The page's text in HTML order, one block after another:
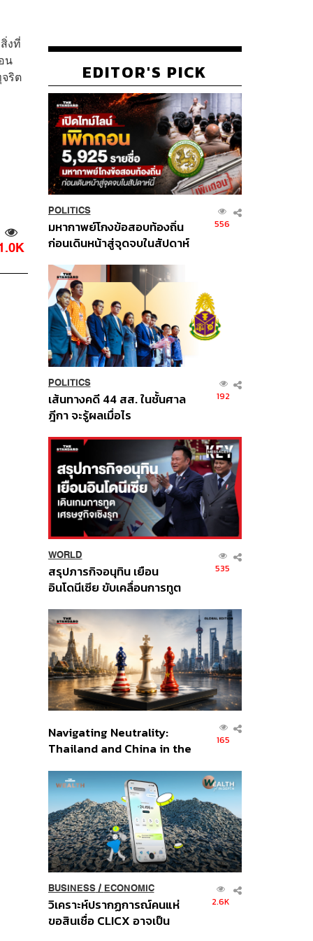
งที่
น
ริต
EDITOR'S PICK
POLITICS
มหากาพย์โกงข้อสอบท้องถิ่น
ก่อนเดินหน้าสู่จุดจบในสัปดาห์
556
POLITICS
เส้นทางคดี 44 สส. ในชั้นศาล
ฎีกา จะรู้ผลเมื่อไร
192
WORLD
สรุปภารกิจอนุทิน เยือน
อินโดนีเซีย ขับเคลื่อนการทูต
ส่วนยุทธศาสตร์ไทย –
อินโดนีเซีย
535
Navigating Neutrality:
Thailand and China in the
Order
165
BUSINESS/ ECONOMIC
วิเคราะห์ปรากฏการณ์คนแห่
ขอสินเชื่อ CLICX อาจเป็น
2.6K